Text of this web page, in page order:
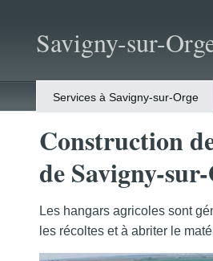
Savigny-sur-
Services à Savigny-sur-Orge
Construction
de Savigny-
Les hangars agricoles sont
les récoltes et à abriter le